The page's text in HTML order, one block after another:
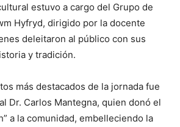
estuvo a cargo del Grupo de
Hyfryd, dirigido por la docente
deleitaron al público con sus
y tradición.
más destacados de la jornada fue
Dr. Carlos Mantegna, quien donó el
a la comunidad, embelleciendo la